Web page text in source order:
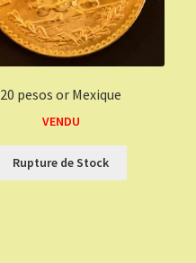
20 pesos or Mexique
VENDU
Rupture de Stock